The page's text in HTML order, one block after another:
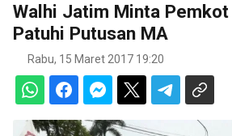
Walhi Jatim Minta Pemkot
Patuhi Putusan MA
Rabu, 15 Maret 2017 19:20